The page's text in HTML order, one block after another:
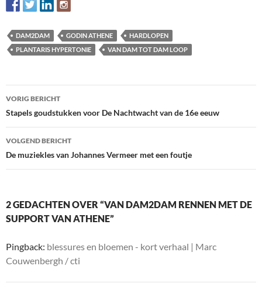
DAM2DAM GODIN ATHENE
HARDLOPEN
PLANTARIS HYPERTONIE
VAN DAM TOT DAM LOOP
Berichtnavigatie
VORIG BERICHT
Stapels goudstukken voor De Nachtwacht van de 16e eeuw
VOLGEND BERICHT
De muziekles van Johannes Vermeer met een foutje
2 GEDACHTEN OVER “VAN DAM2DAM RENNEN MET DE
SUPPORT VAN ATHENE”
Pingback: blessures en bloemen - kort verhaal | Marc
Couwenbergh / cti